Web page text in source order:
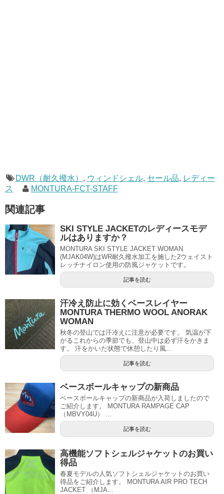
DWR（耐久撥水） , ウィンドシェル, セール品, レディー
ス
MONTURA-FCT-STAFF
関連記事
SKI STYLE JACKETのレディースモデ
ルはありますか？
MONTURA SKI STYLE JACKET WOMAN
(MJAK04W)はWR耐久撥水加工を施した2ウェイスト
レッチナイロン使用の防風ジャケットです。
記事を読む
汗冷え防止に効くベースレイヤー
MONTURA THERMO WOOL ANORAK
WOMAN
秋冬の登山では汗冷えに注意が必要です。 気温が下
がるこれからの季節でも、登山中は必ず汗をかきま
す。 汗をかいた状態で休憩したり風...
記事を読む
ベースボールキャップの新商品
ベースボールキャップの新商品が入荷しましたので
ご紹介します。 MONTURA RAMPAGE CAP
（MBVY04U） ...
記事を読む
高機能ソフトシェルジャケットのお買い
得品
春夏モデルの人気ソフトシェルジャケットのお買い
得品をご紹介します。 MONTURA AIR PRO TECH
JACKET （MJA...